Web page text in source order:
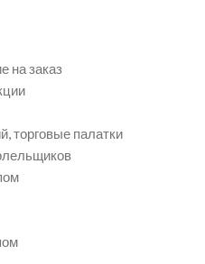
на заказ
торговые палатки